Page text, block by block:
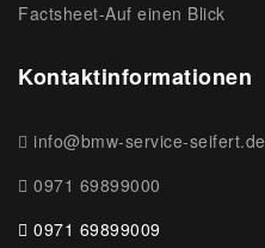
Factsheet-Auf einen Blick
Kontaktinformationen
info@bmw-service-seifert.de
0971 69899000
0971 69899009